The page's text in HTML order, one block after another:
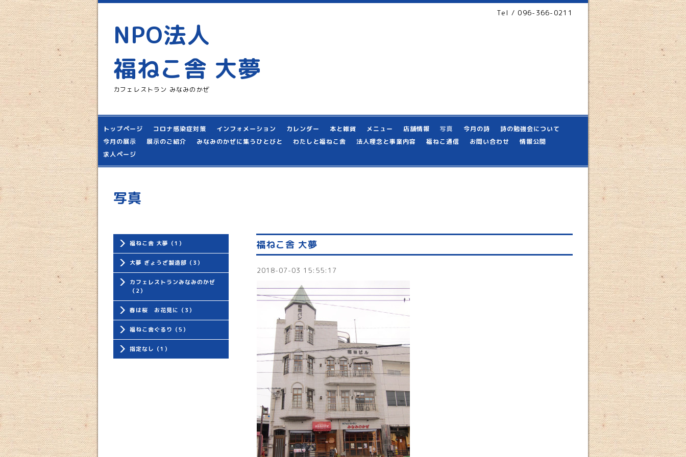
Tel / 096-366-0211
NPO法人
福ねこ舎 大夢
カフェレストラン みなみのかぜ
トップページ コロナ感染症対策 インフォメーション カレンダー 本と雑貨 メニュー 店舗情報 写真 今月の詩
詩の勉強会について
今月の展示
展示のご紹介 みなみのかぜに集うひとびと わたしと福ねこ舎 法人理念と事業内容 福ねこ通信 お問い合わせ
情報公開
求人ページ
福ねこ舎 大夢（1）
大夢 ぎょうざ製造部（3）
カフェレストランみなみのかぜ
（2）
春は桜 お花見に（3）
福ねこ舎ぐるり（5）
指定なし（1）
写真
福ねこ舎 大夢
2018-07-03 15:55:17